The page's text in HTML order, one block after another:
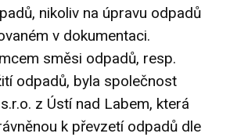
nikoliv na úpravu odpadů
v dokumentaci.
směsi odpadů, resp.
odpadů, byla společnost
z Ústí nad Labem, která
k převzetí odpadů dle